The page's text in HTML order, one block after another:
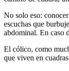
No solo eso:
escuchas que
abdominal. En caso
El cólico, como
que viven en